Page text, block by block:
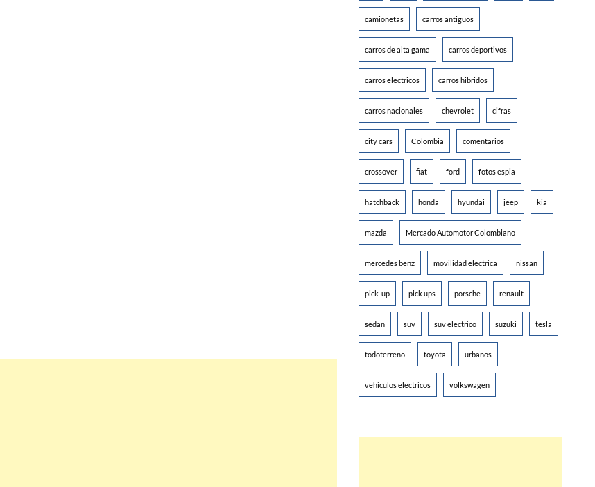
camionetas carros antiguos
carros de alta gama carros deportivos
carros electricos carros hibridos
carros nacionales chevrolet cifras
city cars Colombia comentarios
crossover fiat ford fotos espia
hatchback honda hyundai jeep kia
mazda Mercado Automotor Colombiano
mercedes benz movilidad electrica nissan
pick-up pick ups porsche renault
sedan suv suv electrico suzuki tesla
todoterreno toyota urbanos
vehiculos electricos volkswagen